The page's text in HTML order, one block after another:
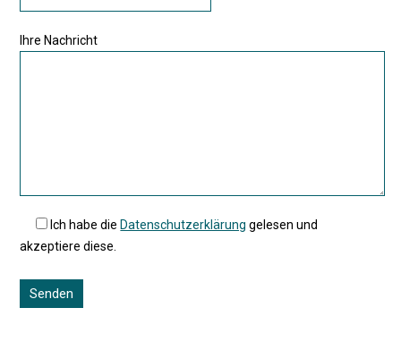
Ihre Nachricht
Ich habe dieDatenschutzerklärung gelesen und
akzeptiere diese.